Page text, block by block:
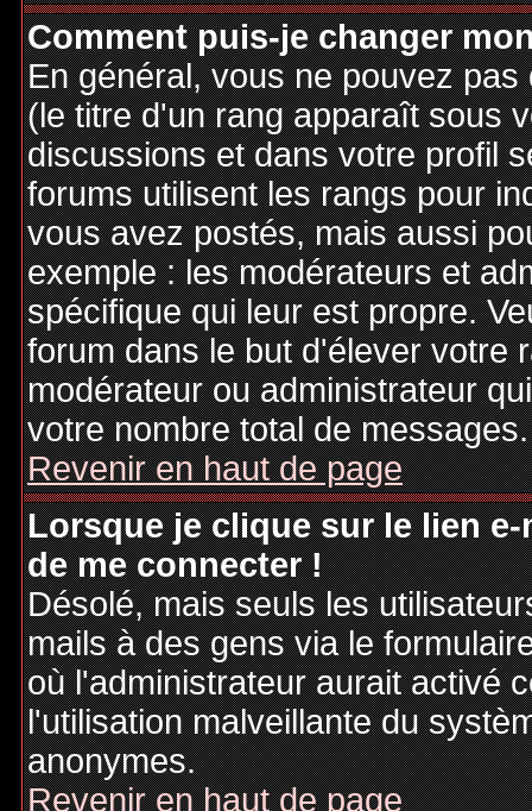
Comment puis-je changer
En général, vous ne pouvez
(le titre d'un rang apparaît sous
discussions et dans votre profil
forums utilisent les rangs pour
vous avez postés, mais aussi
exemple : les modérateurs et
spécifique qui leur est propre.
forum dans le but d'élever votre
modérateur ou administrateur
votre nombre total de messages.
Revenir en haut de page
Lorsque je clique sur le lien
de me connecter !
Désolé, mais seuls les
mails à des gens via le
où l'administrateur aurait activé
l'utilisation malveillante du
anonymes.
Revenir en haut de page